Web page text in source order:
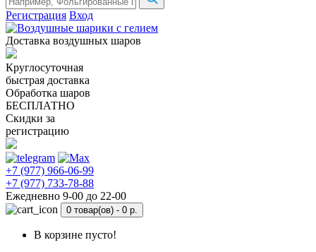
Регистрация Вход
Доставка воздушных шаров
Круглосуточная
быстрая доставка
Обработка шаров
БЕСПЛАТНО
Скидки за
регистрацию
+7 (977) 966-06-99
+7 (977) 733-78-88
Ежедневно 9-00 до 22-00
0 товар(ов) - 0 р.
В корзине пусто!